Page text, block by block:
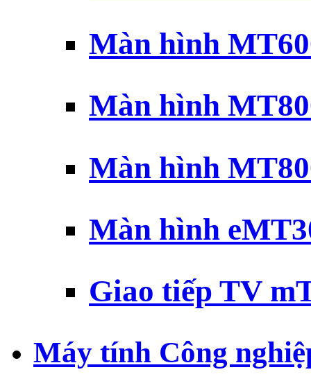
Màn hình
Màn hình
Màn hình
Màn hình
Giao tiếp TV
Máy tính Công